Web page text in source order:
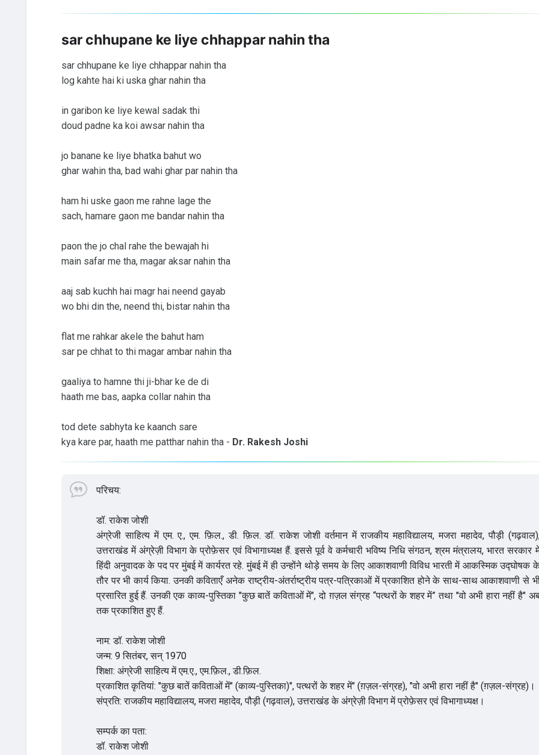
sar chhupane ke liye chhappar nahin tha
sar chhupane ke liye chhappar nahin tha
log kahte hai ki uska ghar nahin tha
in garibon ke liye kewal sadak thi
doud padne ka koi awsar nahin tha
jo banane ke liye bhatka bahut wo
ghar wahin tha, bad wahi ghar par nahin tha
ham hi uske gaon me rahne lage the
sach, hamare gaon me bandar nahin tha
paon the jo chal rahe the bewajah hi
main safar me tha, magar aksar nahin tha
aaj sab kuchh hai magr hai neend gayab
wo bhi din the, neend thi, bistar nahin tha
flat me rahkar akele the bahut ham
sar pe chhat to thi magar ambar nahin tha
gaaliya to hamne thi ji-bhar ke de di
haath me bas, aapka collar nahin tha
tod dete sabhyta ke kaanch sare
kya kare par, haath me patthar nahin tha - Dr. Rakesh Joshi
परिचय:
डॉ. राकेश जोशी
अंग्रेजी साहित्य में एम. ए., एम. फ़िल., डी. फ़िल. डॉ. राकेश जोशी वर्तमान में राजकीय महाविद्यालय, मजरा महादेव, पौड़ी
उत्तराखंड में अंग्रेज़ी विभाग के प्रोफ़ेसर एवं विभागाध्यक्ष हैं. इससे पूर्व वे कर्मचारी भविष्य निधि संगठन, श्रम मंत्रालय, भारत सरकार
हिंदी अनुवादक के पद पर मुंबई में कार्यरत रहे. मुंबई में ही उन्होंने थोड़े समय के लिए आकाशवाणी विविध भारती में आकस्मिक उद्घोषक
तौर पर भी कार्य किया. उनकी कविताएँ अनेक राष्ट्रीय-अंतर्राष्ट्रीय पत्र-पत्रिकाओं में प्रकाशित होने के साथ-साथ आकाशवाणी से
प्रसारित हुई हैं. उनकी एक काव्य-पुस्तिका "कुछ बातें कविताओं में", दो ग़ज़ल संग्रह “पत्थरों के शहर में” तथा "वो अभी हारा नहीं है"
तक प्रकाशित हुए हैं.
नाम: डॉ. राकेश जोशी
जन्म: 9 सितंबर, सन् 1970
शिक्षा: अंग्रेजी साहित्य में एम.ए., एम.फ़िल., डी.फ़िल.
प्रकाशित कृतियां: "कुछ बातें कविताओं में" (काव्य-पुस्तिका)", पत्थरों के शहर में" (ग़ज़ल-संग्रह), "वो अभी हारा नहीं है" (ग़ज़ल-संग्रह)।
संप्रति: राजकीय महाविद्यालय, मजरा महादेव, पौड़ी (गढ़वाल), उत्तराखंड के अंग्रेज़ी विभाग में प्रोफ़ेसर एवं विभागाध्यक्ष।
सम्पर्क का पता:
डॉ. राकेश जोशी